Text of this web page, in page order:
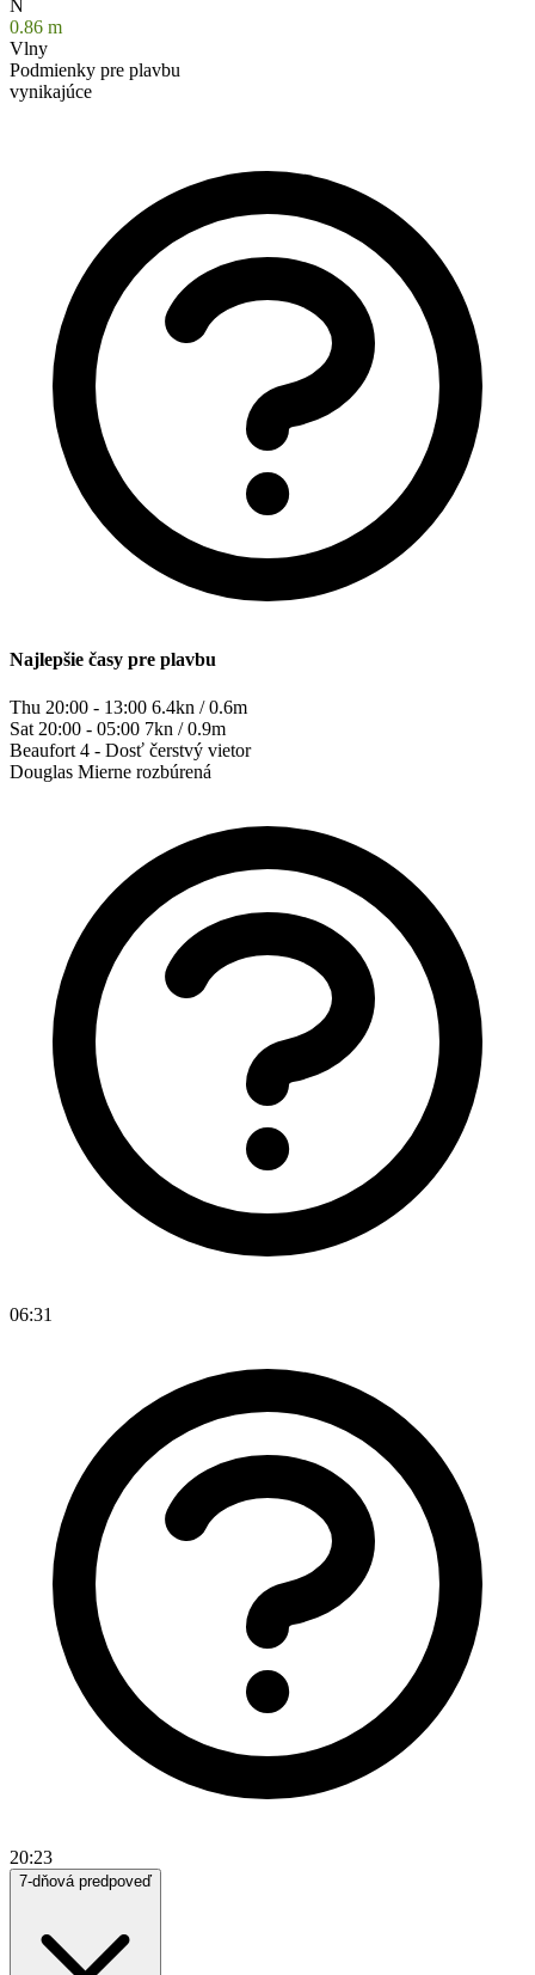
N
0.86 m
Vlny
Podmienky pre plavbu
vynikajúce
Najlepšie časy pre plavbu
Thu 20:00 - 13:00 6.4kn / 0.6m
Sat 20:00 - 05:00 7kn / 0.9m
Beaufort 4 - Dosť čerstvý vietor
Douglas Mierne rozbúrená
06:31
20:23
7-dňová predpoveď